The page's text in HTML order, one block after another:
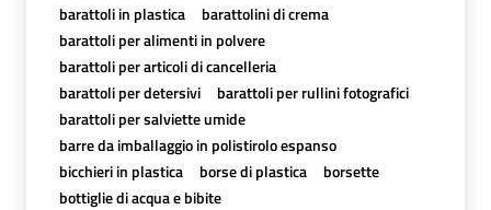
barattoli in plastica
barattolini di crema
barattoli per alimenti in polvere
barattoli per articoli di cancelleria
barattoli per detersivi
barattoli per rullini fotografici
barattoli per salviette umide
barre da imballaggio in polistirolo espanso
bicchieri in plastica
borse di plastica
borsette
bottiglie di acqua e bibite